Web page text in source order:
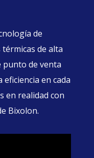
de
de alta
punto de venta
en cada
en realidad con
Bixolon.